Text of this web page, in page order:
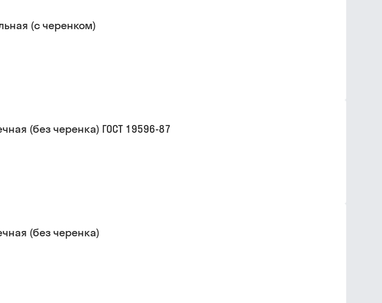
(с черенком)
(без черенка) ГОСТ 19596-87
(без черенка)